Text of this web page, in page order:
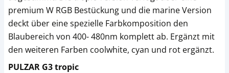
premium W RGB Bestückung und die marine Version
deckt über eine spezielle Farbkomposition den
Blaubereich von 400- 480nm komplett ab. Ergänzt mit
den weiteren Farben coolwhite, cyan und rot ergänzt.
PULZAR G3 tropic